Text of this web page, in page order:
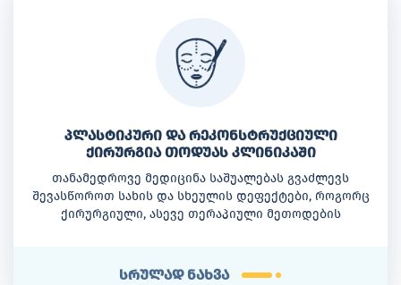
პლასტიკური და რეკონსტრუქციული
ქირურგია თოდუას კლინიკაში
თანამედროვე მედიცინა საშუალებას გვაძლევს
შევასწოროთ სახის და სხეულის დეფექტები, როგორც
ქირურგიული, ასევე თერაპიული მეთოდების
კლინიკის პლასტიკური ქირურგიის განყოფილება
სრულად ნახვა